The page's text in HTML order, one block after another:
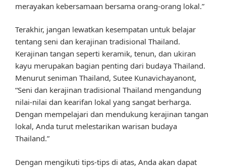
merayakan kebersamaan bersama orang-orang lokal.”
Terakhir, jangan lewatkan kesempatan untuk belajar
tentang seni dan kerajinan tradisional Thailand.
Kerajinan tangan seperti keramik, tenun, dan ukiran
kayu merupakan bagian penting dari budaya Thailand.
Menurut seniman Thailand, Sutee Kunavichayanont,
“Seni dan kerajinan tradisional Thailand mengandung
nilai-nilai dan kearifan lokal yang sangat berharga.
Dengan mempelajari dan mendukung kerajinan tangan
lokal, Anda turut melestarikan warisan budaya
Thailand.”
Dengan mengikuti tips-tips di atas, Anda akan dapat